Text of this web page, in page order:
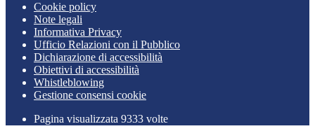
Cookie policy
Note legali
Informativa Privacy
Ufficio Relazioni con il Pubblico
Dichiarazione di accessibilità
Obiettivi di accessibilità
Whistleblowing
Gestione consensi cookie
Pagina visualizzata 9333 volte